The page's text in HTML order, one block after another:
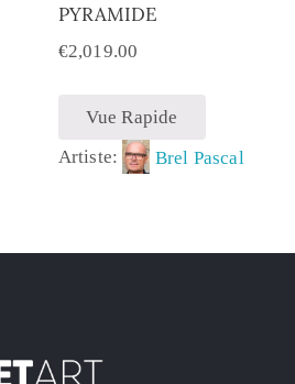
PYRAMIDE
€2,019.00
Vue Rapide
Artiste:
Brel Pascal